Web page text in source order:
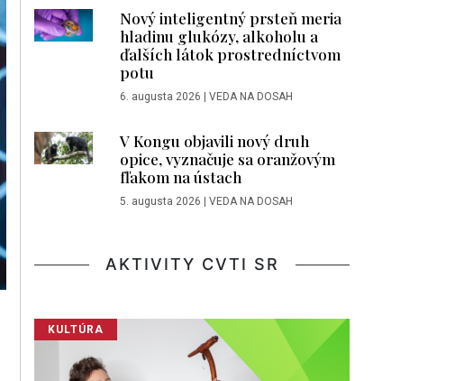
Nový inteligentný prsteň meria
hladinu glukózy, alkoholu a
ďalších látok prostredníctvom
potu
6. augusta 2026 | VEDA NA DOSAH
V Kongu objavili nový druh
opice, vyznačuje sa oranžovým
fľakom na ústach
5. augusta 2026 | VEDA NA DOSAH
AKTIVITY CVTI SR
KULTÚRA